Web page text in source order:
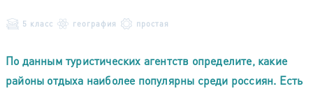
5 класс география простая
По данным туристических агентств определите, какие
районы отдыха наиболее популярны среди россиян. Есть